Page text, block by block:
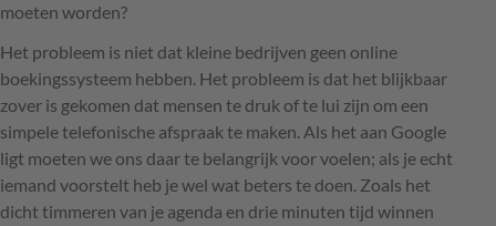
moeten worden?
Het probleem is niet dat kleine bedrijven geen online
boekingssysteem hebben. Het probleem is dat het blijkbaar
zover is gekomen dat mensen te druk of te lui zijn om een
simpele telefonische afspraak te maken. Als het aan Google
ligt moeten we ons daar te belangrijk voor voelen; als je echt
iemand voorstelt heb je wel wat beters te doen. Zoals het
dicht timmeren van je agenda en drie minuten tijd winnen